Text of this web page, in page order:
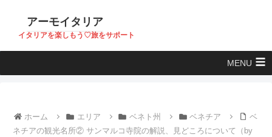
アーモイタリア
イタリアを楽しもう♡旅をサポート
MENU
ホーム エリア ベネト州 ベネチア
ベ
ネチアの観光名所② サンマルコ寺院の解説、見どころについて（by